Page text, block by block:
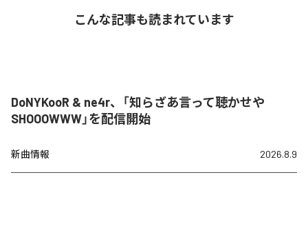
こんな記事も読まれています
DoNYKooR & ne4r、「知らざあ言って聴かせや
SHOOOWWW」を配信開始
新曲情報 2026.8.9